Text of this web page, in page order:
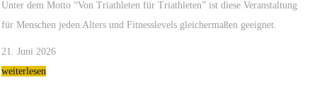
Unter dem Motto “Von Triathleten für Triathleten” ist diese Veranstaltung
für Menschen jeden Alters und Fitnesslevels gleichermaßen geeignet.
21. Juni 2026
weiterlesen